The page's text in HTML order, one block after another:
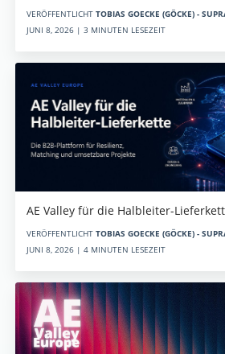
VERÖFFENTLICHT TOBIAS GOECKE (GÖCKE) -
JUNI 8, 2026 | 3 MINUTEN LESEZEIT
AE Valley für die Halbleiter-
VERÖFFENTLICHT TOBIAS GOECKE (GÖCKE) -
JUNI 8, 2026 | 4 MINUTEN LESEZEIT